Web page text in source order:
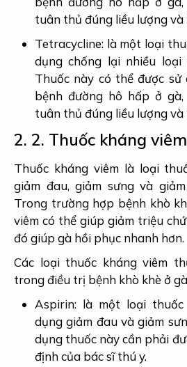
tuân thủ đúng liều lượng
Tetracycline: là một loại
dụng chống lại nhiều loại
Thuốc này có thể được
bệnh đường hô hấp ở
tuân thủ đúng liều lượng
2. 2. Thuốc kháng viêm
Thuốc kháng viêm là loại
giảm đau, giảm sưng và
Trong trường hợp bệnh khò
viêm có thể giúp giảm triệu
đó giúp gà hồi phục nhanh hơn.
Các loại thuốc kháng viêm
trong điều trị bệnh khò khè ở
Aspirin: là một loại
dụng giảm đau và giảm
dụng thuốc này cần phải
định của bác sĩ thú y.